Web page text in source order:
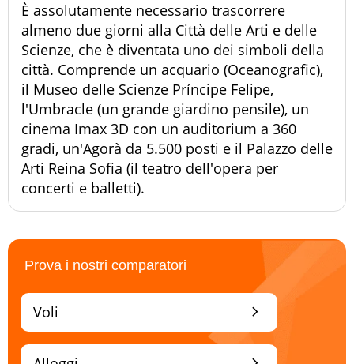
È assolutamente necessario trascorrere
almeno due giorni alla Città delle Arti e delle
Scienze, che è diventata uno dei simboli della
città. Comprende un acquario (Oceanografic),
il Museo delle Scienze Príncipe Felipe,
l'Umbracle (un grande giardino pensile), un
cinema Imax 3D con un auditorium a 360
gradi, un'Agorà da 5.500 posti e il Palazzo delle
Arti Reina Sofia (il teatro dell'opera per
concerti e balletti).
Prova i nostri comparatori
chevron_right
Voli